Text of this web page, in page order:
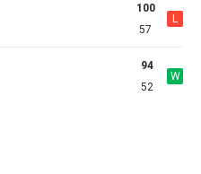
100
57
L
94
52
W